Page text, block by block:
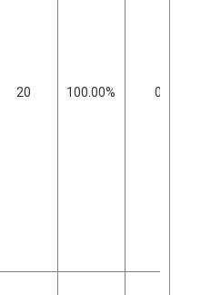
20 100.00% 0